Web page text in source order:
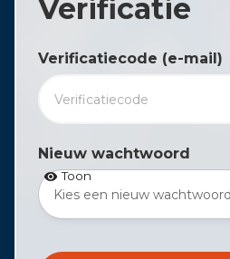
Verificatie
Verificatiecode (e-mail)
Nieuw wachtwoord
Toon